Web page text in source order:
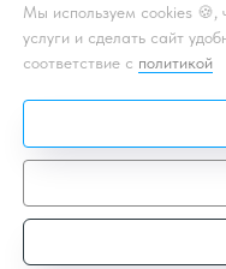
Мы используем cookies 🍪,
услуги и сделать сайт
соответствие с политикой